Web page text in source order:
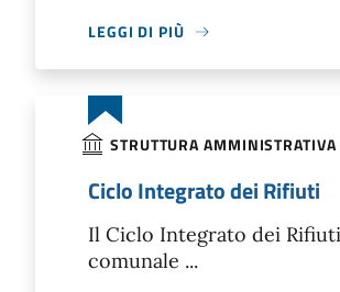
LEGGI DI PIÙ
STRUTTURA
Ciclo Integrato dei Rifiuti
Il Ciclo Integrato dei Rifiuti
comunale ...